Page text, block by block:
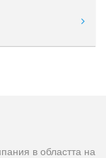
в областта на